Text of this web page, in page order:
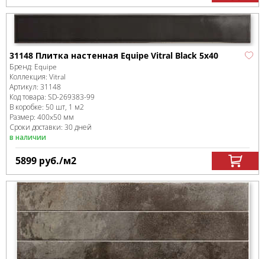
31148 Плитка настенная Equipe Vitral Black 5x40
Бренд: Equipe
Коллекция: Vitral
Артикул: 31148
Код товара: SD-269383-99
В коробке: 50 шт, 1 м2
Размер: 400x50 мм
Сроки доставки: 30 дней
в наличии
5899 руб./м2